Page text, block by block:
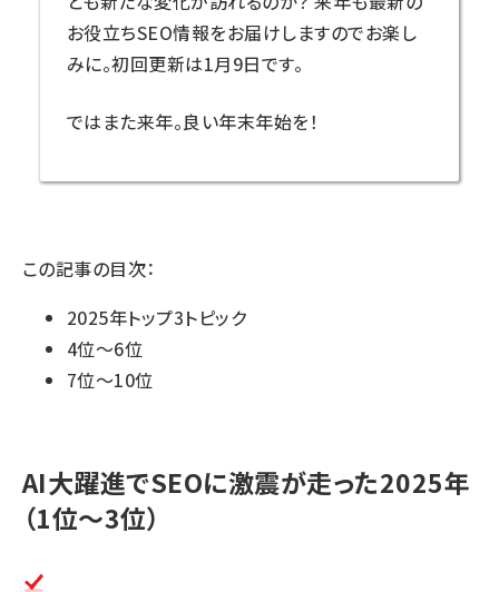
お役立ちSEO情報をお届けしますのでお楽し
みに。初回更新は1月9日です。
ではまた来年。良い年末年始を！
この記事の目次：
2025年トップ3トピック
4位～6位
7位～10位
AI大躍進でSEOに激震が走った2025年
（1位～3位）